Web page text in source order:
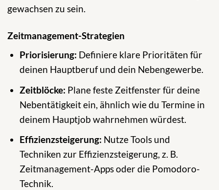
gewachsen zu sein.
Zeitmanagement-Strategien
Priorisierung: Definiere klare Prioritäten für
deinen Hauptberuf und dein Nebengewerbe.
Zeitblöcke: Plane feste Zeitfenster für deine
Nebentätigkeit ein, ähnlich wie du Termine in
deinem Hauptjob wahrnehmen würdest.
Effizienzsteigerung: Nutze Tools und
Techniken zur Effizienzsteigerung, z. B.
Zeitmanagement-Apps oder die Pomodoro-
Technik.